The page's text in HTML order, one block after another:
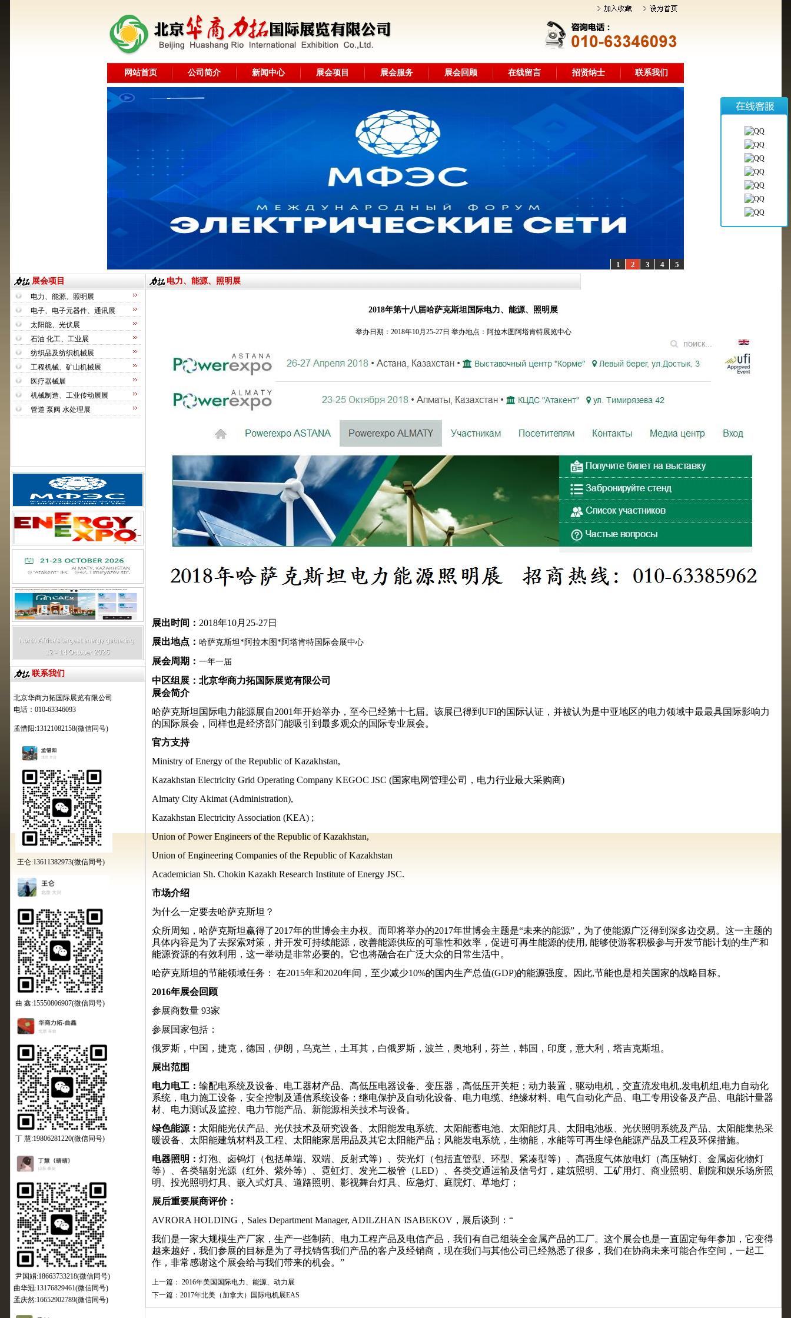
网站首页 公司简介 新闻中心 展会项目 展会服务 展会回顾 在线留言 招贤纳士 联系我们
5
4
3
2
1
展会项目
电力、能源、照明展
电子、电子元器件、通讯展
太阳能、光伏展
石油 化工、工业展
纺织品及纺织机械展
工程机械、矿山机械展
医疗器械展
机械制造、工业传动展展
管道 泵阀 水处理展
联系我们
北京华商力拓国际展览有限公司
电话：010-63346093
孟惜阳:13121082158(微信同号)
王仑:13611382973(微信同号)
曲 鑫:15550806907(微信同号)
丁 慧:19806281220(微信同号)
尹国娟:18663733218(微信同号)
曲华冠:13176829461(微信同号)
孟庆然:16652902789(微信同号)
电力、能源、照明展
2018年第十八届哈萨克斯坦国际电力、能源、照明展
举办日期：2018年10月25-27日 举办地点：阿拉木图阿塔肯特展览中心
展出时间： 2018年10月 25-27日
展出地点： 哈萨克斯坦*阿拉木图*阿塔肯特国际会展中心
展会周期： 一年一届
中区组展： 北京华商力拓国际展览有限公司
展会简介
哈萨克斯坦国际电力能源展自2001年开始举办，至今已经第十七届。 该展已得到 UFI的国际认证，并被认为是中亚地区的电力领域中最最具国际影响力
的国际展会，同样也是经济部门能吸引到最多观众的国际专业展会。
官方支持
Ministry of Energy of the Republic of Kazakhstan,
Kazakhstan Electricity Grid Operating Company KEGOC JSC (国家电网管理公司，电力行业最大采购商)
Almaty City Akimat (Administration),
Kazakhstan Electricity Association (KEA) ;
Union of Power Engineers of the Republic of Kazakhstan,
Union of Engineering Companies of the Republic of Kazakhstan
Academician Sh. Chokin Kazakh Research Institute of Energy JSC.
市场介绍
为什么一定要去哈萨克斯坦？
众所周知，哈萨克斯坦赢得了2017年的世博会主办权。而即将举办的2017年世博会主题是“未来的能源”，为了使能源广泛得到深多边交易。这一主题的
具体内容是为了去探索对策，并开发可持续能源，改善能源供应的可靠性和效率，促进可再生能源的使用, 能够使游客积极参与开发节能计划的生产和
能源资源的有效利用，这一举动是非常必要的。它也将融合在广泛大众的日常生活中。
哈萨克斯坦的节能领域任务：
在2015年和2020年间，至少减少10%的国内生产总值(GDP)的能源强度。因此,节能也是相关国家的战略目标。
2016年展会回顾
参展商数量93家
参展国家包括：
俄罗斯，中国，捷克，德国，伊朗，乌克兰，土耳其，白俄罗斯，波兰，奥地利，芬兰，韩国，印度，意大利，塔吉克斯坦。
展出范围
电力电工： 输配电系统及设备、电工器材产品、高低压电器设备、变压器，高低压开关柜；动力装置，驱动电机，交直流发电机,发电机组,电力自动化
系统，电力施工设备，安全控制及通信系统设备；继电保护及自动化设备、电力电缆、绝缘材料、电气自动化产品、电工专用设备及产品、电能计量器
材、电力测试及监控、电力节能产品、新能源相关技术与设备。
绿色能源： 太阳能光伏产品、光伏技术及研究设备、太阳能发电系统、太阳能蓄电池、太阳能灯具、太阳电池板、光伏照明系统及产品、太阳能集热采
暖设备、太阳能建筑材料及工程、太阳能家居用品及其它太阳能产品；风能发电系统，生物能，水能等可再生绿色能源产品及工程及环保措施。
电器照明： 灯泡、卤钨灯（包括单端、双端、反射式等）、荧光灯（包括直管型、环型、紧凑型等）、高强度气体放电灯（高压钠灯、金属卤化物灯
等）、各类辐射光源（红外、紫外等）、霓虹灯、发光二极管（LED）、各类交通运输及信号灯，建筑照明、工矿用灯、商业照明、剧院和娱乐场所照
明、投光照明灯具、嵌入式灯具、道路照明、影视舞台灯具、应急灯、庭院灯、草地灯；
展后重要展商评价：
AVRORA HOLDING ， Sales Department Manager, ADILZHAN ISABEKOV，展后谈到：“
我们是一家大规模生产厂家，生产一些制药、电力工程产品及电信产品，我们有自己组装全金属产品的工厂。这个展会也是一直固定每年参加，它变得
越来越好，我们参展的目标是为了寻找销售我们产品的客户及经销商，现在我们与其他公司已经熟悉了很多，我们在协商未来可能合作空间，一起工
作，非常感谢这个展会给与我们带来的机会。 ”
上一篇： 2016年美国国际电力、能源、动力展
下一篇： 2017年北美（加拿大）国际电机展EAS